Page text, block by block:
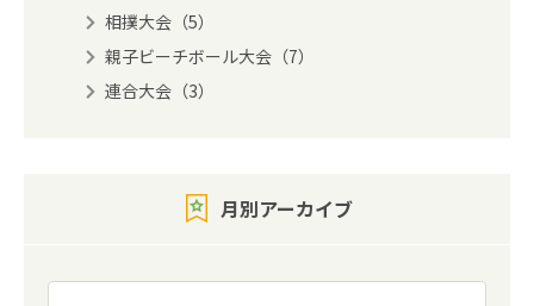
相撲大会（5）
親子ビーチボール大会（7）
連合大会（3）
月別アーカイブ